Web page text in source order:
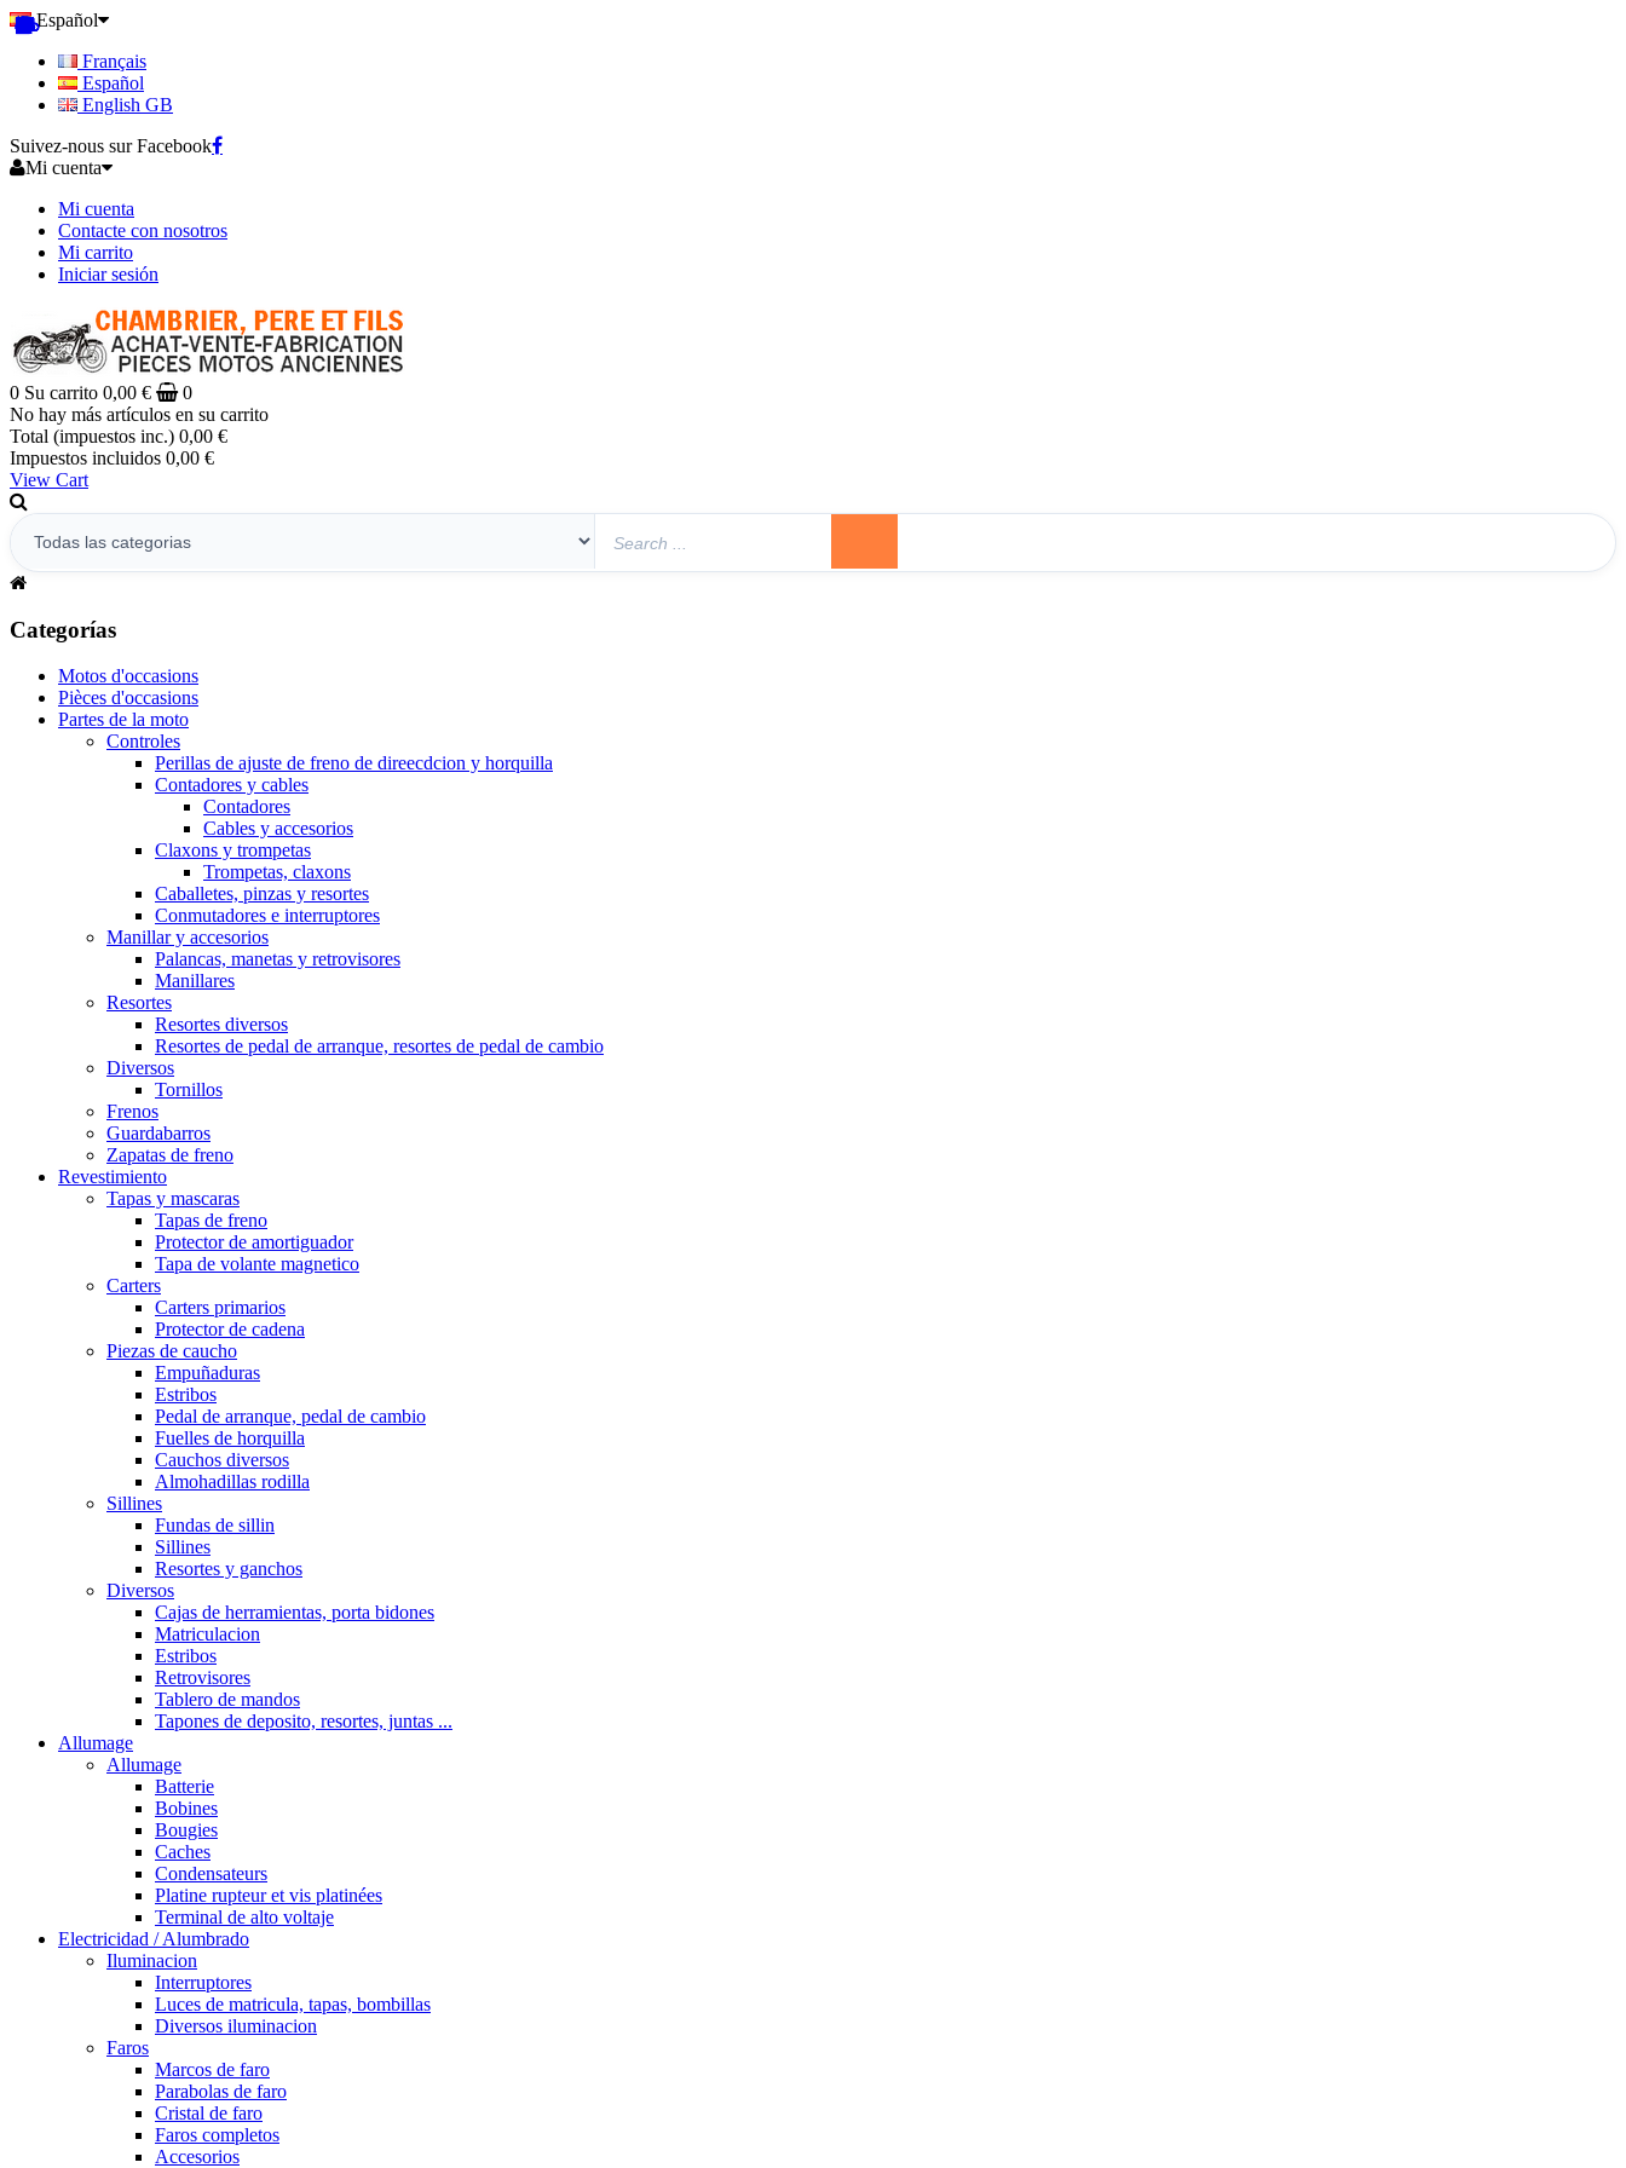
Español
Français
Español
English GB
Suivez-nous sur Facebook
Mi cuenta
Mi cuenta
Contacte con nosotros
Mi carrito
Iniciar sesión
0 Su carrito 0,00 €
0
No hay más artículos en su carrito
Total (impuestos inc.) 0,00 €
Impuestos incluidos 0,00 €
View Cart
Categorías
Motos d'occasions
Pièces d'occasions
Partes de la moto
Controles
Perillas de ajuste de freno de direecdcion y horquilla
Contadores y cables
Contadores
Cables y accesorios
Claxons y trompetas
Trompetas, claxons
Caballetes, pinzas y resortes
Conmutadores e interruptores
Manillar y accesorios
Palancas, manetas y retrovisores
Manillares
Resortes
Resortes diversos
Resortes de pedal de arranque, resortes de pedal de cambio
Diversos
Tornillos
Frenos
Guardabarros
Zapatas de freno
Revestimiento
Tapas y mascaras
Tapas de freno
Protector de amortiguador
Tapa de volante magnetico
Carters
Carters primarios
Protector de cadena
Piezas de caucho
Empuñaduras
Estribos
Pedal de arranque, pedal de cambio
Fuelles de horquilla
Cauchos diversos
Almohadillas rodilla
Sillines
Fundas de sillin
Sillines
Resortes y ganchos
Diversos
Cajas de herramientas, porta bidones
Matriculacion
Estribos
Retrovisores
Tablero de mandos
Tapones de deposito, resortes, juntas ...
Allumage
Allumage
Batterie
Bobines
Bougies
Caches
Condensateurs
Platine rupteur et vis platinées
Terminal de alto voltaje
Electricidad / Alumbrado
Iluminacion
Interruptores
Luces de matricula, tapas, bombillas
Diversos iluminacion
Faros
Marcos de faro
Parabolas de faro
Cristal de faro
Faros completos
Accesorios